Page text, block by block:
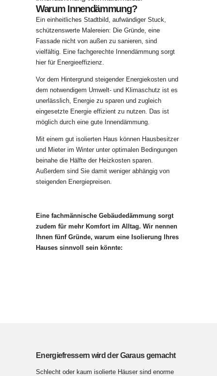
Warum Innendämmung?
Ein einheitliches Stadtbild, aufwändiger Stuck,
schützenswerte Malereien: Die Gründe, eine
Fassade nicht von außen zu sanieren, sind
vielfältig. Eine fachgerechte Innendämmung sorgt
hier für Energieeffizienz.
Vor dem Hintergrund steigender Energiekosten und
dem notwendigem Umwelt- und Klimaschutz ist es
unerlässlich, Energie zu sparen und zugleich
eingesetzte Energie effizient zu nutzen. Das ist
möglich durch eine gute Innendämmung.
Mit einem gut isolierten Haus können Hausbesitzer
und Mieter im Winter unter optimalen Bedingungen
beinahe die Hälfte der Heizkosten sparen.
Außerdem sind Sie damit weniger abhängig von
steigenden Energiepreisen.
Eine fachmännische Gebäudedämmung sorgt
zudem für mehr Komfort im Alltag. Wir nennen
Ihnen fünf Gründe, warum eine Isolierung Ihres
Hauses sinnvoll sein könnte:
Energiefressern wird der Garaus gemacht
Schlecht oder kaum isolierte Häuser sind enorme